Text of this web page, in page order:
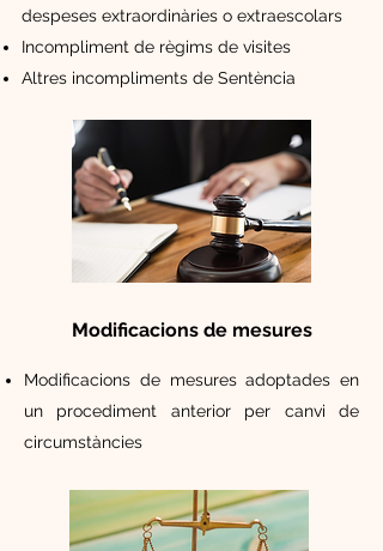
despeses extraordinàries o extraescolars
Incompliment de règims de visites
Altres incompliments de Sentència
Modificacions de mesures
Modificacions de mesures adoptades en
un procediment anterior per canvi de
circumstàncies